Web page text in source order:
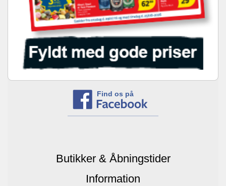
Find os på
Butikker & Åbningstider
Information